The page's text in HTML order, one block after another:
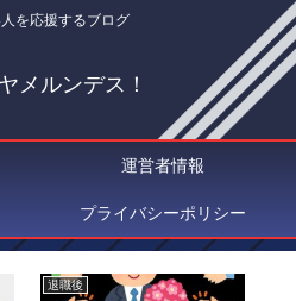
を応援するブログ
メルンデス！
運営者情報
プライバシーポリシー
退職後